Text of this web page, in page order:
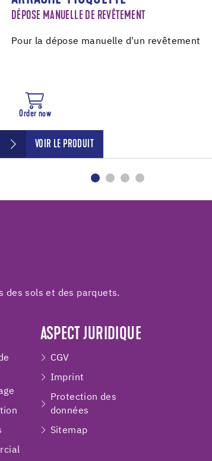
DÉPOSE MANUELLE DE REVÊTEMENT
Pour la dépose manuelle d'un revêtement
Order now
VOIR LE PRODUIT
des sols et des parquets.
ASPECT JURIDIQUE
CGV
Imprint
Protection des
données
Sitemap